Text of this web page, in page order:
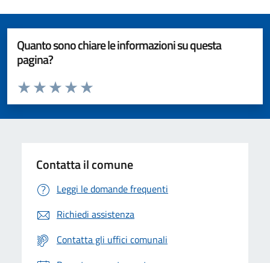
Quanto sono chiare le informazioni su questa
pagina?
Valuta da 1 a 5 stelle la pagina
Valuta 5 stelle su 5
Valuta 4 stelle su 5
Valuta 3 stelle su 5
Valuta 2 stelle su 5
Valuta 1 stelle su 5
Contatta il comune
Leggi le domande frequenti
Richiedi assistenza
Contatta gli uffici comunali